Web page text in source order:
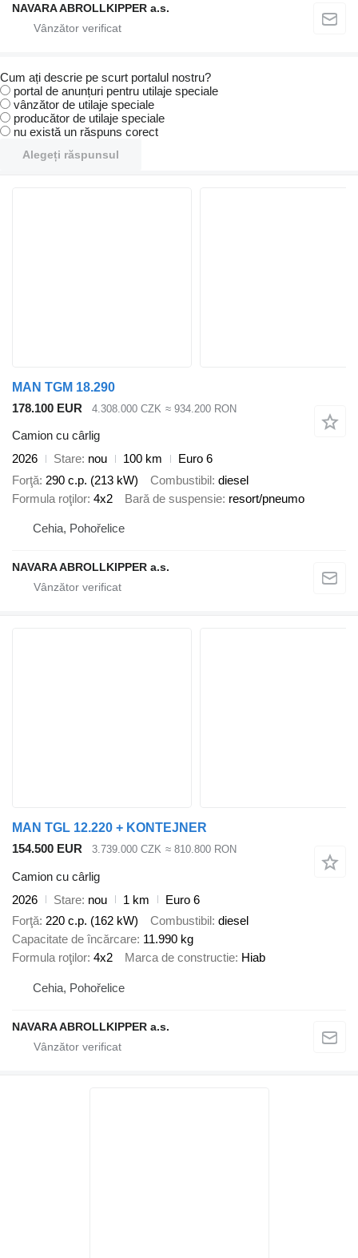
NAVARA ABROLLKIPPER a.s.
Cum ați descrie pe scurt portalul nostru?
portal de anunțuri pentru utilaje speciale
vânzător de utilaje speciale
producător de utilaje speciale
nu există un răspuns corect
Alegeți răspunsul
MAN TGM 18.290
178.100 EUR
4.308.000 CZK ≈ 934.200 RON
Camion cu cârlig
2026
Stare nou 100 km
Euro 6
Forţă 290 c.p. (213 kW) Combustibil diesel
Formula roţilor 4x2 Bară de suspensie resort/pneumo
Cehia, Pohořelice
NAVARA ABROLLKIPPER a.s.
MAN TGL 12.220 + KONTEJNER
154.500 EUR
3.739.000 CZK ≈ 810.800 RON
Camion cu cârlig
2026
Stare nou 1 km
Euro 6
Forţă 220 c.p. (162 kW) Combustibil diesel
Capacitate de încărcare 11.990 kg
Formula roţilor 4x2 Marca de constructie Hiab
Cehia, Pohořelice
NAVARA ABROLLKIPPER a.s.